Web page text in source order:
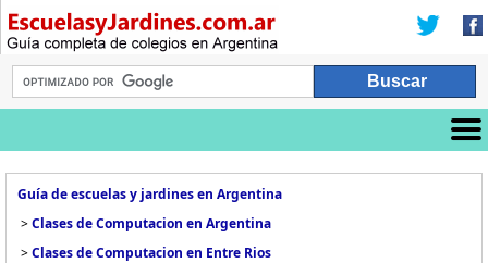
Guía de escuelas y jardines en Argentina
>Clases de Computacion en Argentina
>Clases de Computacion en Entre Rios